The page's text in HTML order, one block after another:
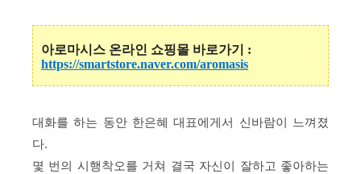
아로마시스 온라인 쇼핑몰 바로가기 :
https://smartstore.naver.com/aromasis
대화를 하는 동안 한은혜 대표에게서 신바람이 느껴졌
다.
몇 번의 시행착오를 거쳐 결국 자신이 잘하고 좋아하는